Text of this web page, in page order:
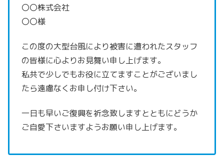
〇〇株式会社
〇〇様
この度の大型台風により被害に遭われたスタッフ
の皆様に心よりお見舞い申し上げます。
私共で少しでもお役に立てますことがございまし
たら遠慮なくお申し付け下さい。
一日も早いご復興を祈念致しますとともにどうか
ご自愛下さいますようお願い申し上げます。